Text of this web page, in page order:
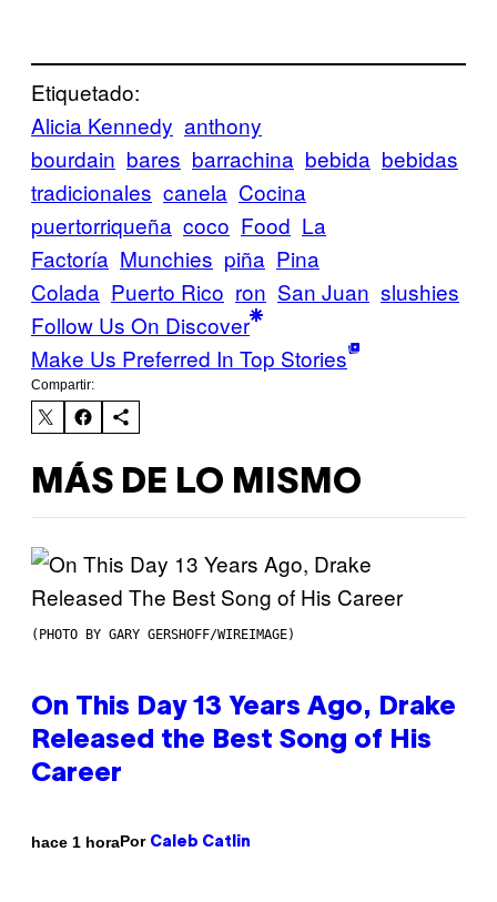
Etiquetado:
Alicia Kennedy anthony
bourdain bares barrachina bebida bebidas
tradicionales canela Cocina
puertorriqueña coco Food La
Factoría Munchies piña Pina
Colada Puerto Rico ron San Juan slushies
Follow Us On Discover
Make Us Preferred In Top Stories
Compartir:
MÁS DE LO MISMO
(PHOTO BY GARY GERSHOFF/WIREIMAGE)
On This Day 13 Years Ago, Drake
Released the Best Song of His
Career
hace 1 horaPor Caleb Catlin